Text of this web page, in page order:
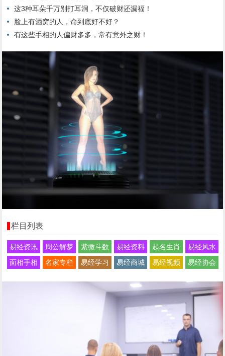
这3种耳朵千万别打耳洞，不仅破财还漏福！
脸上有酒窝的人，命到底好不好？
有这些手相的人偏财多多，常有意外之财！
栏目列表
易经资讯 周公解梦 紫微斗数 易经资料 起名生肖
易经风水
面相手相
名家专栏 易经学习 易经商城 易经视频 易经协会